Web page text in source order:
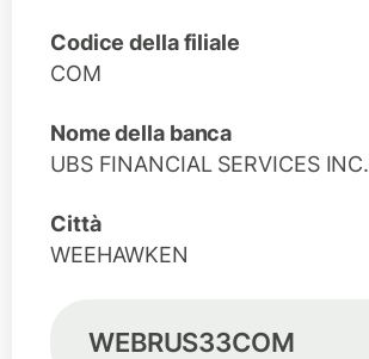
Codice della filiale
COM
Nome della banca
UBS FINANCIAL SERVICES INC.
Città
WEEHAWKEN
WEBRUS33COM